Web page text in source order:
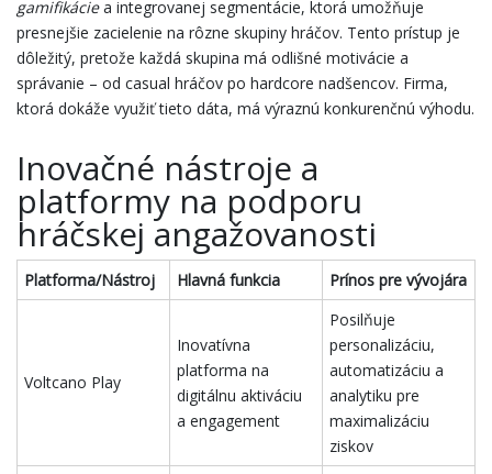
gamifikáciea integrovanej segmentácie, ktorá umožňuje
presnejšie zacielenie na rôzne skupiny hráčov. Tento prístup je
dôležitý, pretože každá skupina má odlišné motivácie a
správanie – od casual hráčov po hardcore nadšencov. Firma,
ktorá dokáže využiť tieto dáta, má výraznú konkurenčnú výhodu.
Inovačné nástroje a
platformy na podporu
hráčskej angažovanosti
Platforma/Nástroj Hlavná funkcia Prínos pre vývojára
Voltcano Play
Inovatívna
platforma na
digitálnu aktiváciu
a engagement
Posilňuje
personalizáciu,
automatizáciu a
analytiku pre
maximalizáciu
ziskov